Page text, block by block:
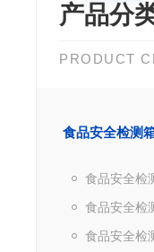
产品分
PRODUCT
食品安全检测
食品安全检
食品安全检
食品安全检